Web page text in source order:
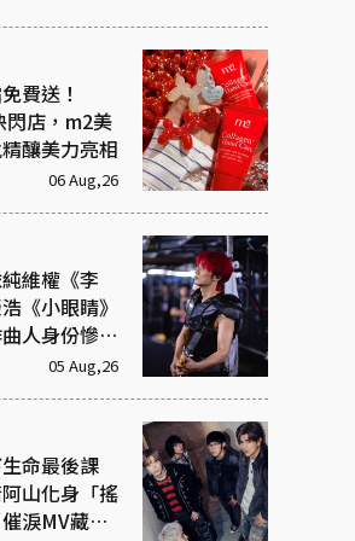
費送！
閃店，m2美
釀美力亮相
06 Aug,26
維權《李
《小眼睛》
人身份慘遭
05 Aug,26
命最後課
山化身「搖
淚MV藏大